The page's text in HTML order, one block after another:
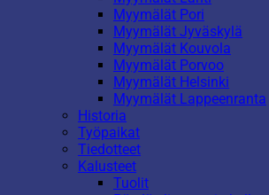
Myymälät Pori
Myymälät Jyväskylä
Myymälät Kouvola
Myymälät Porvoo
Myymälät Helsinki
Myymälät Lappeenranta
Historia
Työpaikat
Tiedotteet
Kalusteet
Tuolit